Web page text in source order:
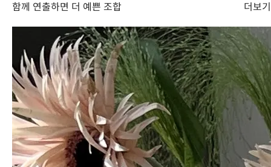
투명함이 주는 시원함
함께 연출하면 더 예쁜 조합 더보기